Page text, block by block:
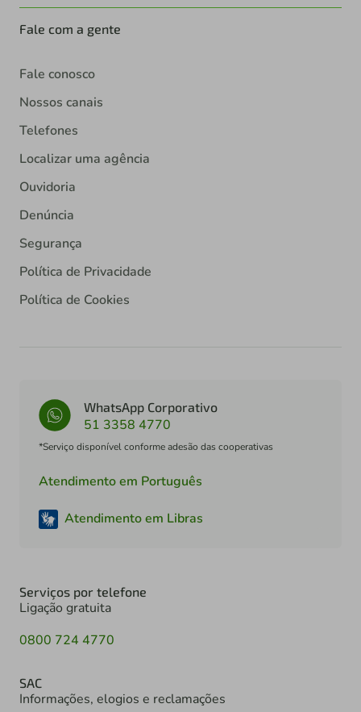
Fale com a gente
Fale conosco
Nossos canais
Telefones
Localizar uma agência
Ouvidoria
Denúncia
Segurança
Política de Privacidade
Política de Cookies
WhatsApp Corporativo
51 3358 4770
*Serviço disponível conforme adesão das cooperativas
Atendimento em Português
Atendimento em Libras
Serviços por telefone
Ligação gratuita
0800 724 4770
SAC
Informações, elogios e reclamações